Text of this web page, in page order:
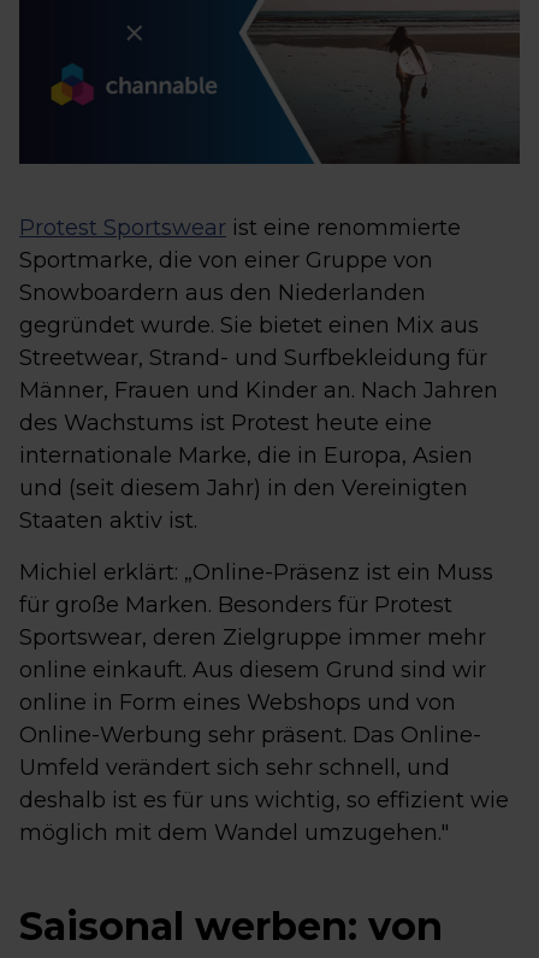
Protest Sportswear ist eine renommierte
Sportmarke, die von einer Gruppe von
Snowboardern aus den Niederlanden
gegründet wurde. Sie bietet einen Mix aus
Streetwear, Strand- und Surfbekleidung für
Männer, Frauen und Kinder an. Nach Jahren
des Wachstums ist Protest heute eine
internationale Marke, die in Europa, Asien
und (seit diesem Jahr) in den Vereinigten
Staaten aktiv ist.
Michiel erklärt: „Online-Präsenz ist ein Muss
für große Marken. Besonders für Protest
Sportswear, deren Zielgruppe immer mehr
online einkauft. Aus diesem Grund sind wir
online in Form eines Webshops und von
Online-Werbung sehr präsent. Das Online-
Umfeld verändert sich sehr schnell, und
deshalb ist es für uns wichtig, so effizient wie
möglich mit dem Wandel umzugehen."
Saisonal werben: von